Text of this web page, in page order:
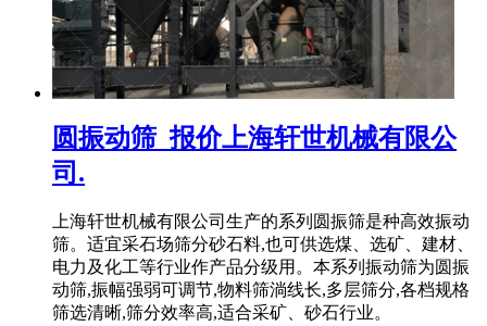
圆振动筛_报价上海轩世机械有限公
司.
上海轩世机械有限公司生产的系列圆振筛是种高效振动
筛。适宜采石场筛分砂石料,也可供选煤、选矿、建材、
电力及化工等行业作产品分级用。本系列振动筛为圆振
动筛,振幅强弱可调节,物料筛淌线长,多层筛分,各档规格
筛选清晰,筛分效率高,适合采矿、砂石行业。